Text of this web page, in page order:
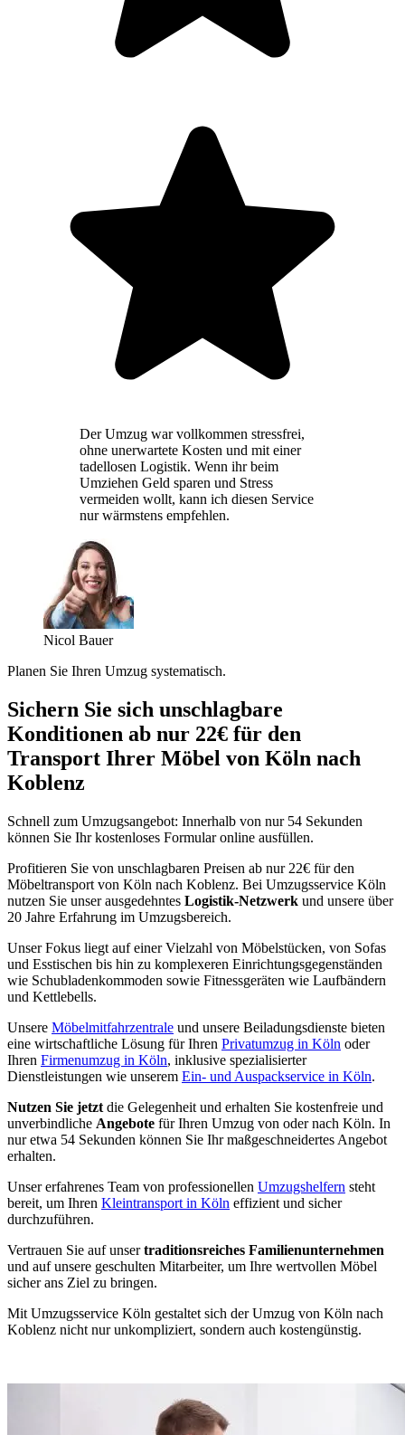
Der Umzug war vollkommen stressfrei,
ohne unerwartete Kosten und mit einer
tadellosen Logistik. Wenn ihr beim
Umziehen Geld sparen und Stress
vermeiden wollt, kann ich diesen Service
nur wärmstens empfehlen.
Nicol Bauer
Planen Sie Ihren Umzug systematisch.
Sichern Sie sich unschlagbare
Konditionen ab nur 22€ für den
Transport Ihrer Möbel von Köln nach
Koblenz
Schnell zum Umzugsangebot: Innerhalb von nur 54 Sekunden
können Sie Ihr kostenloses Formular online ausfüllen.
Profitieren Sie von unschlagbaren Preisen ab nur 22€ für den
Möbeltransport von Köln nach Koblenz. Bei Umzugsservice Köln
nutzen Sie unser ausgedehntes Logistik-Netzwerk und unsere über
20 Jahre Erfahrung im Umzugsbereich.
Unser Fokus liegt auf einer Vielzahl von Möbelstücken, von Sofas
und Esstischen bis hin zu komplexeren Einrichtungsgegenständen
wie Schubladenkommoden sowie Fitnessgeräten wie Laufbändern
und Kettlebells.
Unsere Möbelmitfahrzentrale und unsere Beiladungsdienste bieten
eine wirtschaftliche Lösung für Ihren Privatumzug in Köln oder
Ihren Firmenumzug in Köln, inklusive spezialisierter
Dienstleistungen wie unserem Ein- und Auspackservice in Köln.
Nutzen Sie jetzt die Gelegenheit und erhalten Sie kostenfreie und
unverbindliche Angebote für Ihren Umzug von oder nach Köln. In
nur etwa 54 Sekunden können Sie Ihr maßgeschneidertes Angebot
erhalten.
Unser erfahrenes Team von professionellen Umzugshelfern steht
bereit, um Ihren Kleintransport in Köln effizient und sicher
durchzuführen.
Vertrauen Sie auf unsertraditionsreiches Familienunternehmen
und auf unsere geschulten Mitarbeiter, um Ihre wertvollen Möbel
sicher ans Ziel zu bringen.
Mit Umzugsservice Köln gestaltet sich der Umzug von Köln nach
Koblenz nicht nur unkompliziert, sondern auch kostengünstig.